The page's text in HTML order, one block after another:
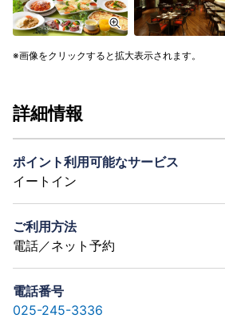
画像をクリックすると拡大表示されます。
詳細情報
ポイント利用可能なサービス
イートイン
ご利用方法
電話／ネット予約
電話番号
025-245-3336